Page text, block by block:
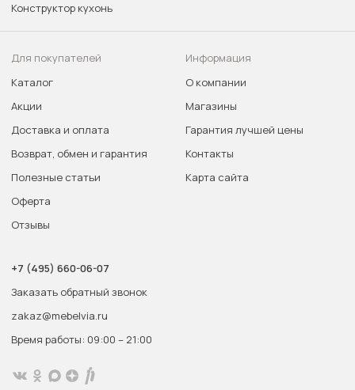
Конструктор кухонь
Для покупателей
Каталог
Акции
Доставка и оплата
Возврат, обмен и гарантия
Полезные статьи
Оферта
Отзывы
Информация
О компании
Магазины
Гарантия лучшей цены
Контакты
Карта сайта
+7 (495) 660-06-07
Заказать обратный звонок
zakaz@mebelvia.ru
Время работы: 09:00 – 21:00